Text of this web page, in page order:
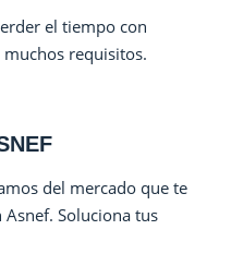
el tiempo con
requisitos.
del mercado que te
Soluciona tus